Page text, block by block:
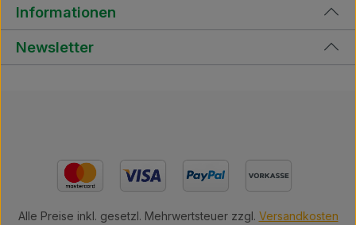
Informationen
Newsletter
Alle Preise inkl. gesetzl. Mehrwertsteuer zzgl. Versandkosten